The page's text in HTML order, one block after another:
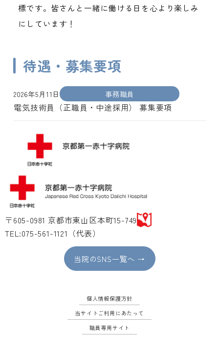
標です。皆さんと一緒に働ける日を心より楽しみ
にしています！
待遇・募集要項
2026年5月11日 事務職員
電気技術員（正職員・中途採用） 募集要項
〒605-0981 京都市東山区本町15-749
TEL:075-561-1121（代表）
当院のSNS一覧へ →
個人情報保護方針
当サイトご利用にあたって
職員専用サイト